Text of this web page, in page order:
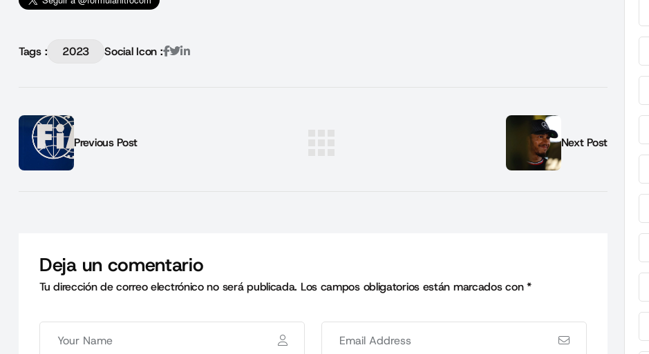
Tags : 2023 Social Icon :
Previous Post Next Post
Deja un comentario
Tu dirección de correo electrónico no será publicada. Los campos obligatorios están marcados con*